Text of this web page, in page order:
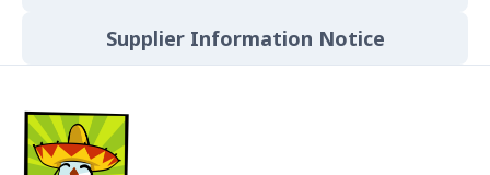
Supplier Information Notice